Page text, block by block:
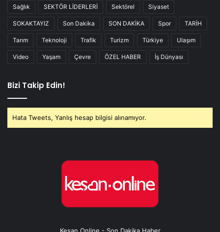
Sağlık SEKTÖR LİDERLERİ Sektörel Siyaset
SOKAKTAYIZ Son Dakika SON DAKİKA Spor TARİH
Tarım Teknoloji Trafik Turizm Türkiye Ulaşım
Video Yaşam Çevre ÖZEL HABER İş Dünyası
Bizi Takip Edin!
Hata Tweets, Yanlış hesap bilgisi alınamıyor.